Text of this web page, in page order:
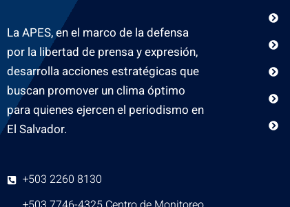
La APES, en el marco de la defensa
por la libertad de prensa y expresión,
desarrolla acciones estratégicas que
buscan promover un clima óptimo
para quienes ejercen el periodismo en
El Salvador.
+503 2260 8130